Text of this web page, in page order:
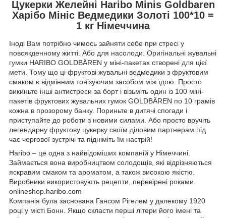
Цукерки Желейні Haribo Minis Goldbaren
Харібо Мініс Ведмедики Золоті 100*10 =
1 кг Німеччина
Іноді Вам потрібно чимось зайняти себе при стресі у
повсякденному житті. Або для насолоди. Оригінальні жувальні
гумки HARIBO GOLDBÄREN у міні-пакетах створені для цієї
мети. Тому що ці фруктові жувальні ведмедики з фруктовим
смаком є відмінним тонізуючим засобом між їдою. Просто
викиньте інші антистреси за борт і візьміть один із 100 міні-
пакетів фруктових жувальних гумок GOLDBÄREN по 10 грамів
кожна в прозорому банку. Пориньте в дитячі спогади і
приступайте до роботи з новими силами. Або просто вручіть
легендарну фруктову цукерку своїм діловим партнерам під
час чергової зустрічі та підніміть їм настрій!
Haribo – це одна з найвідоміших компаній у Німеччині.
Займається вона виробництвом солодощів, які відрізняються
яскравим смаком та ароматом, а також високою якістю.
Виробники використовують рецепти, перевірені роками.
onlineshop.haribo.com
Компанія була заснована Гансом Рігелем у далекому 1920
році у місті Бонн. Якщо скласти перші літери його імені та